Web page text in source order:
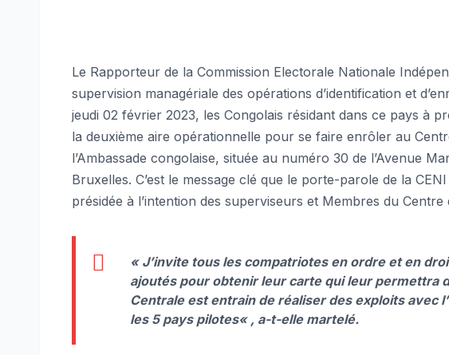
Le Rapporteur de la Commission Electorale Nationale
supervision managériale des opérations d’identification et
jeudi 02 février 2023, les Congolais résidant dans ce pays à
la deuxième aire opérationnelle pour se faire enrôler au
l’Ambassade congolaise, située au numéro 30 de l’Avenue
Bruxelles. C’est le message clé que le porte-parole de la
présidée à l’intention des superviseurs et Membres du Centre
« J’invite tous les compatriotes en ordre et en
ajoutés pour obtenir leur carte qui leur permettra
Centrale est entrain de réaliser des exploits avec
les 5 pays pilotes« , a-t-elle martelé.